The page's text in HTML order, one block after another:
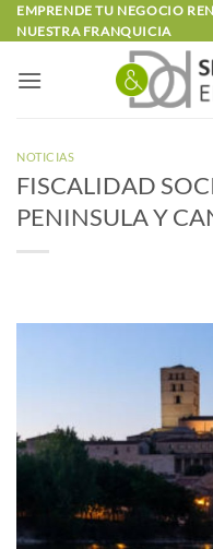
Saltar
al
EMPRENDE TU NEGOCIO
NUESTRA FRANQUICIA
NOTICIAS
FISCALIDAD
PENINSULA Y